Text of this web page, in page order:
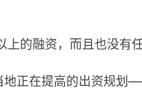
的融资，而且也没有
正在提高的出资规